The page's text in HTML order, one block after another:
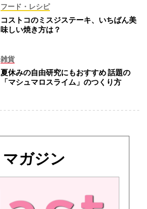
フード・レシピ
コストコのミスジステーキ、いちばん美
味しい焼き方は？
雑貨
夏休みの自由研究にもおすすめ 話題の
「マシュマロスライム」のつくり方
マガジン